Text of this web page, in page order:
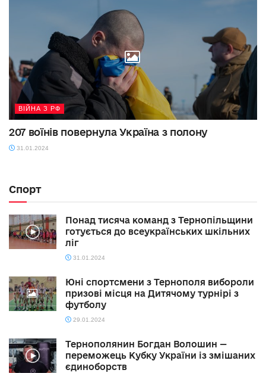
ВІЙНА З РФ
207 воїнів повернула Україна з полону
31.01.2024
Спорт
Понад тисяча команд з Тернопільщини
готується до всеукраїнських шкільних
ліг
31.01.2024
Юні спортсмени з Тернополя вибороли
призові місця на Дитячому турнірі з
футболу
29.01.2024
Тернополянин Богдан Волошин —
переможець Кубку України із змішаних
єдиноборств